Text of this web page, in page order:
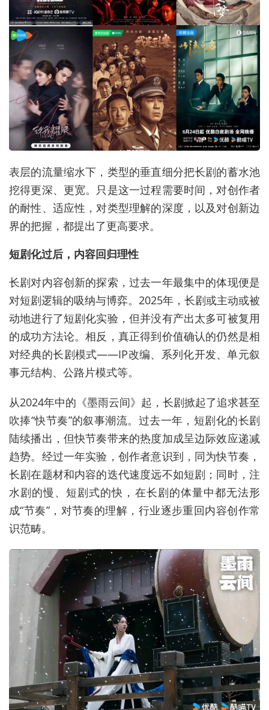
表层的流量缩水下，类型的垂直细分把长剧的蓄水池
挖得更深、更宽。只是这一过程需要时间，对创作者
的耐性、适应性，对类型理解的深度，以及对创新边
界的把握，都提出了更高要求。
短剧化过后，内容回归理性
长剧对内容创新的探索，过去一年最集中的体现便是
对短剧逻辑的吸纳与博弈。2025年，长剧或主动或被
动地进行了短剧化实验，但并没有产出太多可被复用
的成功方法论。相反，真正得到价值确认的仍然是相
对经典的长剧模式——IP改编、系列化开发、单元叙
事元结构、公路片模式等。
从2024年中的《墨雨云间》起，长剧掀起了追求甚至
吹捧“快节奏”的叙事潮流。过去一年，短剧化的长剧
陆续播出，但快节奏带来的热度加成呈边际效应递减
趋势。经过一年实验，创作者意识到，同为快节奏，
长剧在题材和内容的迭代速度远不如短剧；同时，注
水剧的慢、短剧式的快，在长剧的体量中都无法形
成“节奏”，对节奏的理解，行业逐步重回内容创作常
识范畴。